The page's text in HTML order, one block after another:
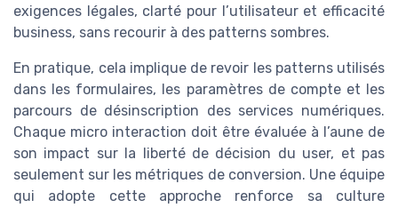
exigences légales, clarté pour l’utilisateur et efficacité
business, sans recourir à des patterns sombres.
En pratique, cela implique de revoir les patterns utilisés
dans les formulaires, les paramètres de compte et les
parcours de désinscription des services numériques.
Chaque micro interaction doit être évaluée à l’aune de
son impact sur la liberté de décision du user, et pas
seulement sur les métriques de conversion. Une équipe
qui adopte cette approche renforce sa culture